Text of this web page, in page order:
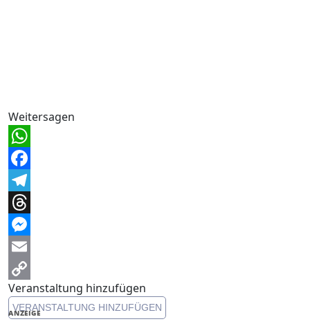
Weitersagen
WhatsApp
Facebook
Telegram
Threads
Messenger
Email
Copy
Link
Veranstaltung hinzufügen
VERANSTALTUNG HINZUFÜGEN
ANZEIGE